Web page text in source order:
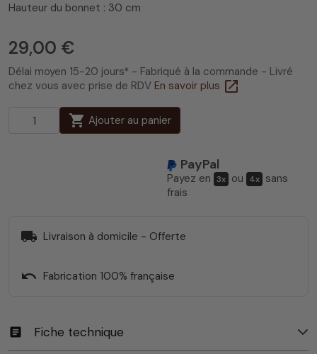
Hauteur du bonnet : 30 cm
29,00 €
Délai moyen 15-20 jours* - Fabriqué à la commande - Livré
chez vous avec prise de RDV En savoir plus open_in_new
shopping_cart Ajouter au panier
PayPal
Payez en 3x ou 4x sans
frais
local_shipping Livraison à domicile - Offerte
undo Fabrication 100% française
article Fiche technique